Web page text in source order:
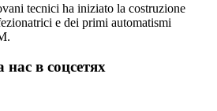
tecnici ha iniziato la costruzione
e dei primi automatismi
в соцсетях